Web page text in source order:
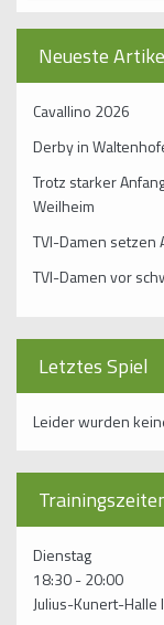
Neueste
Cavallino 2026
Derby in
Trotz starker
Weilheim
TVI-Damen setzen
TVI-Damen vor
Letztes Spiel
Leider wurden
Dienstag
18:30 - 20:00
Julius-Kunert-Halle